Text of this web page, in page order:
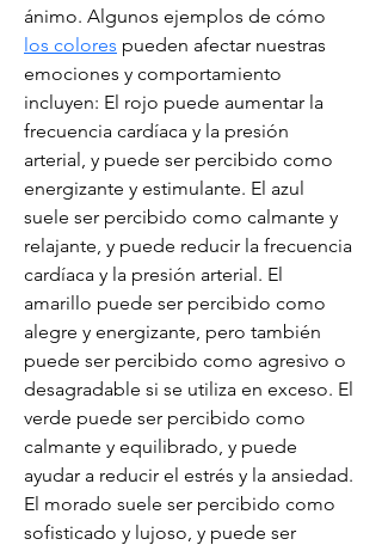
ánimo. Algunos ejemplos de cómo
los colores pueden afectar nuestras
emociones y comportamiento
incluyen: El rojo puede aumentar la
frecuencia cardíaca y la presión
arterial, y puede ser percibido como
energizante y estimulante. El azul
suele ser percibido como calmante y
relajante, y puede reducir la frecuencia
cardíaca y la presión arterial. El
amarillo puede ser percibido como
alegre y energizante, pero también
puede ser percibido como agresivo o
desagradable si se utiliza en exceso. El
verde puede ser percibido como
calmante y equilibrado, y puede
ayudar a reducir el estrés y la ansiedad.
El morado suele ser percibido como
sofisticado y lujoso, y puede ser